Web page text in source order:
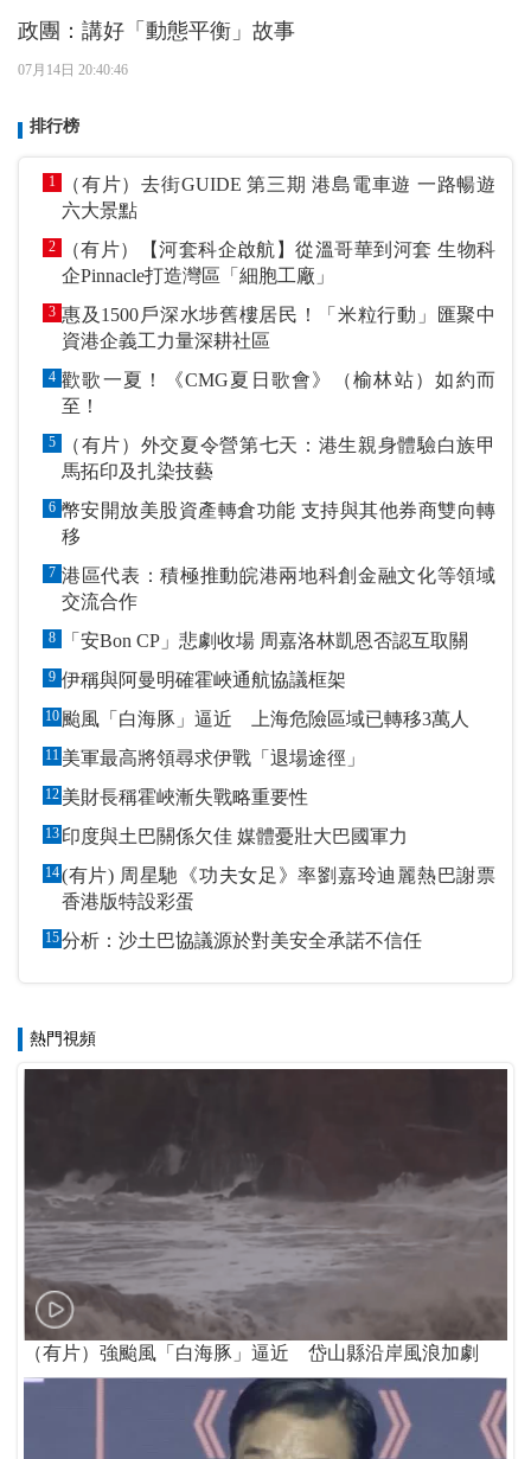
政團：講好「動態平衡」故事
07月14日 20:40:46
排行榜
1
（有片）去街GUIDE 第三期 港島電車遊 一路暢遊
六大景點
2
（有片）【河套科企啟航】從溫哥華到河套 生物科
企Pinnacle打造灣區「細胞工廠」
3 惠及1500戶深水埗舊樓居民！「米粒行動」匯聚中
資港企義工力量深耕社區
4 歡歌一夏！《CMG夏日歌會》（榆林站）如約而
至！
5
（有片）外交夏令營第七天：港生親身體驗白族甲
馬拓印及扎染技藝
6 幣安開放美股資產轉倉功能 支持與其他券商雙向轉
移
7 港區代表：積極推動皖港兩地科創金融文化等領域
交流合作
8 「安Bon CP」悲劇收場 周嘉洛林凱恩否認互取關
9 伊稱與阿曼明確霍峽通航協議框架
10 颱風「白海豚」逼近 上海危險區域已轉移3萬人
11 美軍最高將領尋求伊戰「退場途徑」
12 美財長稱霍峽漸失戰略重要性
13 印度與土巴關係欠佳 媒體憂壯大巴國軍力
14(有片) 周星馳《功夫女足》率劉嘉玲迪麗熱巴謝票
香港版特設彩蛋
15分析：沙土巴協議源於對美安全承諾不信任
熱門視頻
（有片）強颱風「白海豚」逼近 岱山縣沿岸風浪加劇